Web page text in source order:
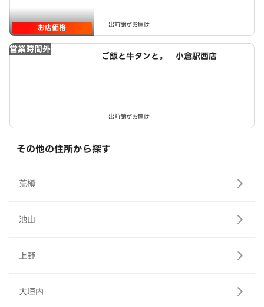
お店価格 出前館がお届け
営業時間外
ご飯と牛タンと。 小倉駅西店
出前館がお届け
その他の住所から探す
荒槇
池山
上野
大垣内